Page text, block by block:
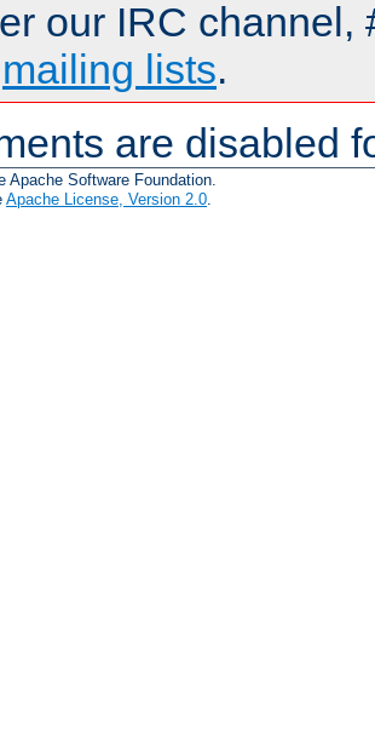
our IRC channel,
mailing lists.
are disabled
Apache Software Foundation.
Apache License, Version 2.0.